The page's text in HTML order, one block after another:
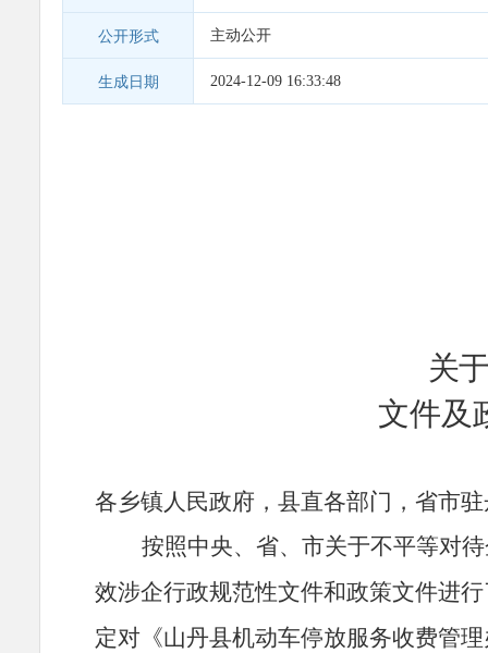
公开形式 主动公开
生成日期 2024-12-09 16:33:48
关
文件及
各乡镇人民政府， 县直各部门，省市驻
按照中央、省、市关于不平等对
效涉企行政规范性文件和政策文件进
定对《山丹县机动车停放服务收费管